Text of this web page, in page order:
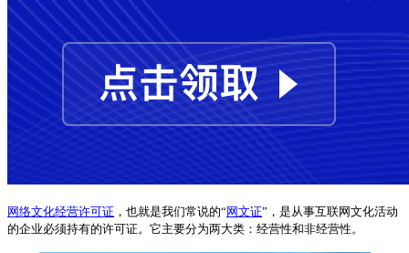
网络文化经营许可证 ，也就是我们常说的“网文证”，是从事互联网文化活动
的企业必须持有的许可证。它主要分为两大类：经营性和非经营性。